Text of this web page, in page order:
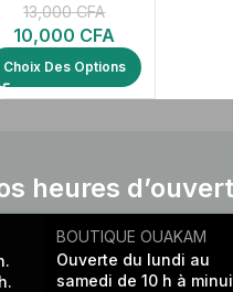
13,000CFA
10,000 CFA
Choix Des Options
heures
BOUTIQUE OUAKAM
Ouverte du lundi au
samedi de 10 h à